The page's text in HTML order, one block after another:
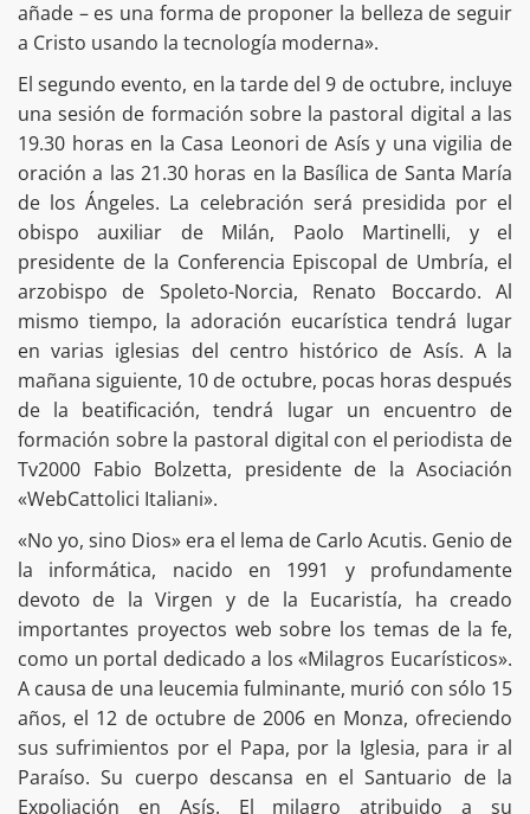
añade – es una forma de proponer la belleza de seguir
a Cristo usando la tecnología moderna».
El segundo evento, en la tarde del 9 de octubre, incluye
una sesión de formación sobre la pastoral digital a las
19.30 horas en la Casa Leonori de Asís y una vigilia de
oración a las 21.30 horas en la Basílica de Santa María
de los Ángeles. La celebración será presidida por el
obispo auxiliar de Milán, Paolo Martinelli, y el
presidente de la Conferencia Episcopal de Umbría, el
arzobispo de Spoleto-Norcia, Renato Boccardo. Al
mismo tiempo, la adoración eucarística tendrá lugar
en varias iglesias del centro histórico de Asís. A la
mañana siguiente, 10 de octubre, pocas horas después
de la beatificación, tendrá lugar un encuentro de
formación sobre la pastoral digital con el periodista de
Tv2000 Fabio Bolzetta, presidente de la Asociación
«WebCattolici Italiani».
«No yo, sino Dios» era el lema de Carlo Acutis. Genio de
la informática, nacido en 1991 y profundamente
devoto de la Virgen y de la Eucaristía, ha creado
importantes proyectos web sobre los temas de la fe,
como un portal dedicado a los «Milagros Eucarísticos».
A causa de una leucemia fulminante, murió con sólo 15
años, el 12 de octubre de 2006 en Monza, ofreciendo
sus sufrimientos por el Papa, por la Iglesia, para ir al
Paraíso. Su cuerpo descansa en el Santuario de la
Expoliación en Asís. El milagro atribuido a su